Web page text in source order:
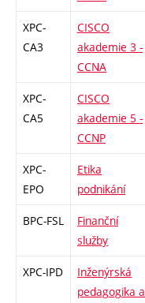
XPC-
CA3
CISCO
akademie 3 -
CCNA
XPC-
CA5
CISCO
akademie 5 -
CCNP
XPC-
EPO
Etika
podnikání
BPC-FSL
Finanční
služby
XPC-IPD
Inženýrská
pedagogika a